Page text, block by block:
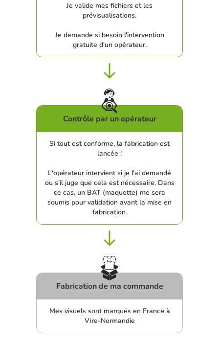
Je valide mes fichiers et les
prévisualisations.
Je demande si besoin l'intervention
gratuite d'un opérateur.
Contrôle par un opérateur
Si tout est conforme, la fabrication est
lancée !
L'opérateur intervient si je l'ai demandé
ou s'il juge que cela est nécessaire. Dans
ce cas, un BAT (maquette) me sera
soumis pour validation avant la mise en
fabrication.
Fabrication de ma commande
Mes visuels sont marqués en France à
Vire-Normandie